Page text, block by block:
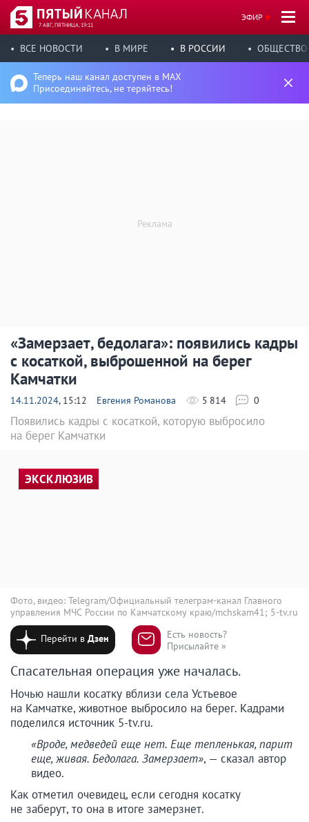
7 АВГ, ПЯТНИЦА, 19:11
ЭФИР
ВСЕ НОВОСТИ В МИРЕ В РОССИИ ОБЩЕСТВО
Теперь наш канал доступен в MAX
Присоединяйтесь, не теряйтесь!
«Замерзает, бедолага»: появились кадры
с косаткой, выброшенной на берег
Камчатки
14.11.2024, 15:12 Евгения Романова 5 814 0
Появились кадры с косаткой, которую выбросило
на берег Камчатки
ЭКСКЛЮЗИВ
Фото, видео: Telegram/Официальный телеграм-канал Главного
управления МЧС России по Камчатскому краю/mchskam41; 5-tv.ru
Перейти вДзен
Есть новость?
Присылайте »
Спасательная операция уже началась.
Ночью нашли косатку вблизи села Устьевое
на Камчатке, животное выбросило на берег. Кадрами
поделился источник 5-tv.ru.
«Вроде, медведей еще нет. Еще тепленькая, парит
еще, живая. Бедолага. Замерзает», — сказал автор
видео.
Как отметил очевидец, если сегодня косатку
не заберут, то она в итоге замерзнет.